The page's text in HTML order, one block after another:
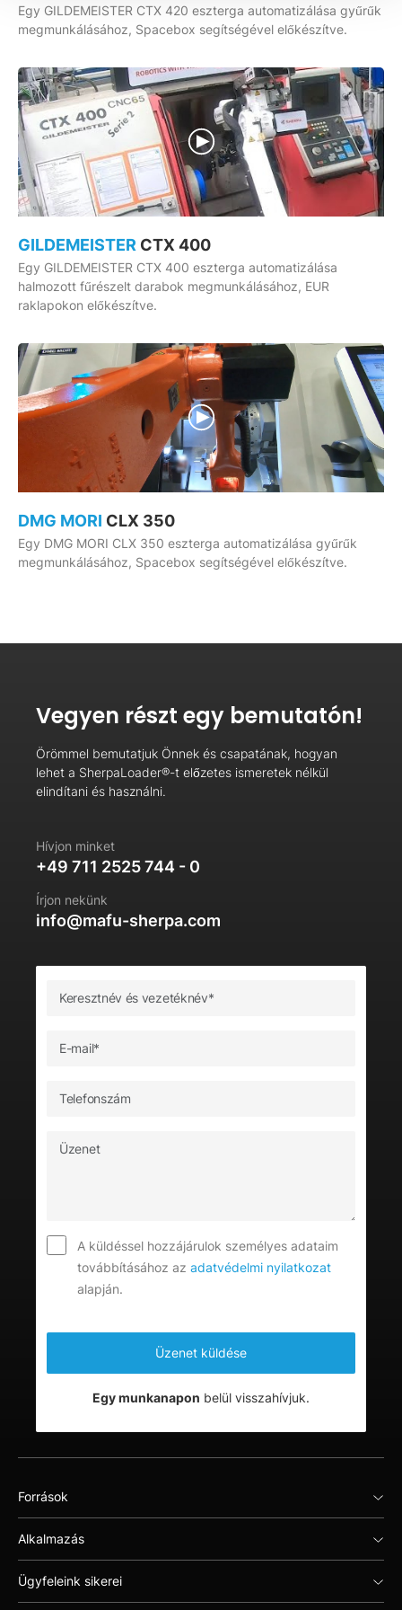
Egy GILDEMEISTER CTX 420 eszterga automatizálása gyűrűk
megmunkálásához, Spacebox segítségével előkészítve.
GILDEMEISTER CTX 400
Egy GILDEMEISTER CTX 400 eszterga automatizálása
halmozott fűrészelt darabok megmunkálásához, EUR
raklapokon előkészítve.
DMG MORI CLX 350
Egy DMG MORI CLX 350 eszterga automatizálása gyűrűk
megmunkálásához, Spacebox segítségével előkészítve.
Vegyen részt egy bemutatón!
Örömmel bemutatjuk Önnek és csapatának, hogyan
lehet a SherpaLoader®-t előzetes ismeretek nélkül
elindítani és használni.
Hívjon minket
+49 711 2525 744 - 0
Írjon nekünk
info@mafu-sherpa.com
A küldéssel hozzájárulok személyes adataim
továbbításához az adatvédelmi nyilatkozat
alapján.
Egy munkanapon belül visszahívjuk.
Források
Alkalmazás
Ügyfeleink sikerei